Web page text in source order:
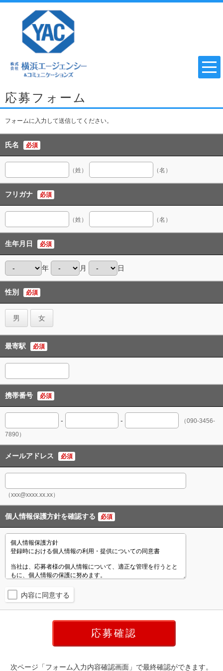
応募フォーム
フォームに入力して送信してください。
氏名 必須
（姓） （名）
フリガナ 必須
（姓） （名）
生年月日 必須
年 月 日
性別 必須
男 女
最寄駅 必須
携帯番号 必須
- -
（090-3456-
7890）
メールアドレス 必須
（xxx@xxxx.xx.xx）
個人情報保護方針を確認する 必須
内容に同意する
次ページ「フォーム入力内容確認画面」で最終確認ができます。